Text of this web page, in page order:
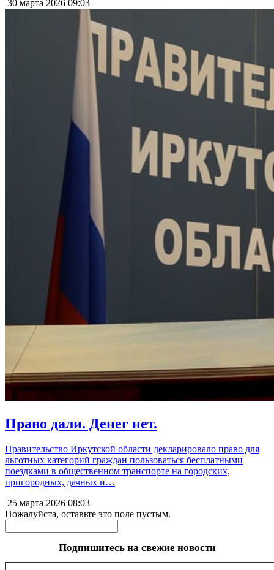
30 марта 2026 09:03
Право дали. Денег нет.
Правительство Иркутской области декларировало право для
льготных категорий граждан пользоваться бесплатными
поездками в общественном транспорте на городских,
пригородных, дачных и…
25 марта 2026 08:03
Пожалуйста, оставьте это поле пустым.
Подпишитесь на свежие новости